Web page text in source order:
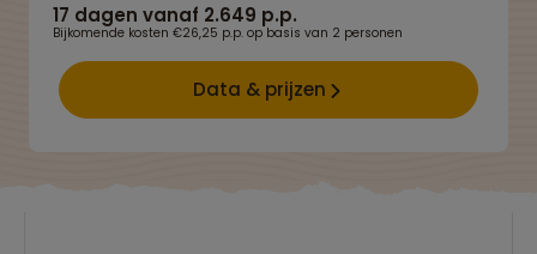
17 dagen vanaf 2.649 p.p.
Bijkomende kosten €26,25 p.p. op basis van 2 personen
Data & prijzen